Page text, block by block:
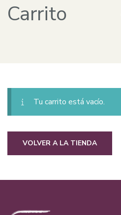
Carrito
Tu carrito está vacío.
VOLVER A LA TIENDA